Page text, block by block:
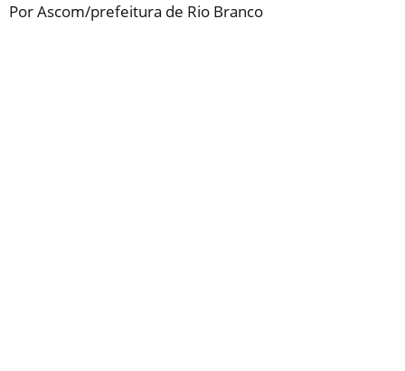
Por Ascom/prefeitura de Rio Branco